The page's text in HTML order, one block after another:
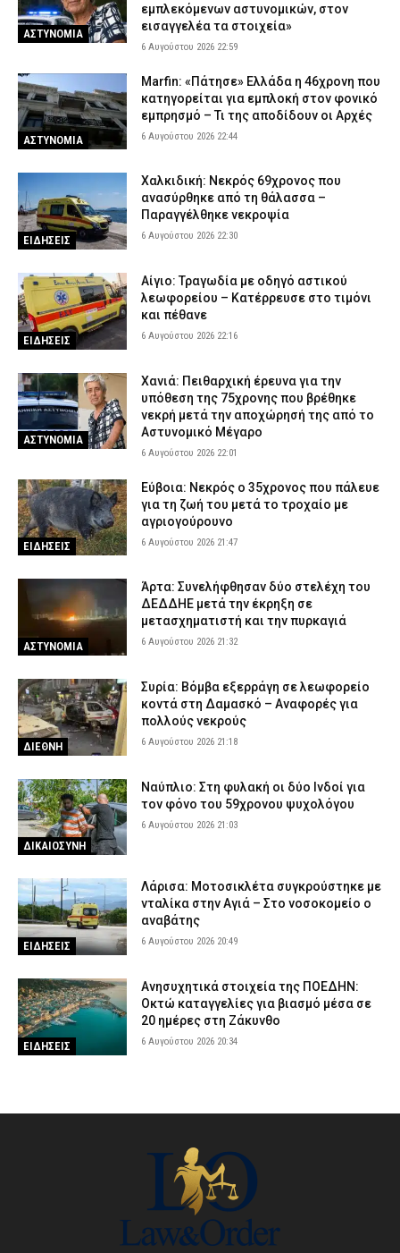
ΑΣΤΥΝΟΜΙΑ
εμπλεκόμενων αστυνομικών, στον
εισαγγελέα τα στοιχεία»
6 Αυγούστου 2026 22:59
ΑΣΤΥΝΟΜΙΑ
Marfin: «Πάτησε» Ελλάδα η 46χρονη που
κατηγορείται για εμπλοκή στον φονικό
εμπρησμό – Τι της αποδίδουν οι Αρχές
6 Αυγούστου 2026 22:44
ΕΙΔΗΣΕΙΣ
Χαλκιδική: Νεκρός 69χρονος που
ανασύρθηκε από τη θάλασσα –
Παραγγέλθηκε νεκροψία
6 Αυγούστου 2026 22:30
ΕΙΔΗΣΕΙΣ
Αίγιο: Τραγωδία με οδηγό αστικού
λεωφορείου – Κατέρρευσε στο τιμόνι
και πέθανε
6 Αυγούστου 2026 22:16
ΑΣΤΥΝΟΜΙΑ
Χανιά: Πειθαρχική έρευνα για την
υπόθεση της 75χρονης που βρέθηκε
νεκρή μετά την αποχώρησή της από το
Αστυνομικό Μέγαρο
6 Αυγούστου 2026 22:01
ΕΙΔΗΣΕΙΣ
Εύβοια: Νεκρός ο 35χρονος που πάλευε
για τη ζωή του μετά το τροχαίο με
αγριογούρουνο
6 Αυγούστου 2026 21:47
ΑΣΤΥΝΟΜΙΑ
Άρτα: Συνελήφθησαν δύο στελέχη του
ΔΕΔΔΗΕ μετά την έκρηξη σε
μετασχηματιστή και την πυρκαγιά
6 Αυγούστου 2026 21:32
ΔΙΕΘΝΗ
Συρία: Βόμβα εξερράγη σε λεωφορείο
κοντά στη Δαμασκό – Αναφορές για
πολλούς νεκρούς
6 Αυγούστου 2026 21:18
ΔΙΚΑΙΟΣΥΝΗ
Ναύπλιο: Στη φυλακή οι δύο Ινδοί για
τον φόνο του 59χρονου ψυχολόγου
6 Αυγούστου 2026 21:03
ΕΙΔΗΣΕΙΣ
Λάρισα: Μοτοσικλέτα συγκρούστηκε με
νταλίκα στην Αγιά – Στο νοσοκομείο ο
αναβάτης
6 Αυγούστου 2026 20:49
ΕΙΔΗΣΕΙΣ
Ανησυχητικά στοιχεία της ΠΟΕΔΗΝ:
Οκτώ καταγγελίες για βιασμό μέσα σε
20 ημέρες στη Ζάκυνθο
6 Αυγούστου 2026 20:34